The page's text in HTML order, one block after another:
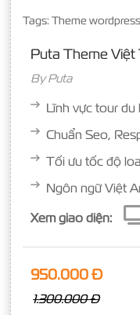
Tags: Theme
Puta Theme Việt
ByPuta
Lĩnh vực tour du
Chuẩn Seo,
Tối ưu tốc độ
Ngôn ngữ Việt
Xem giao diện:
950.000 Đ
1.300.000 Đ